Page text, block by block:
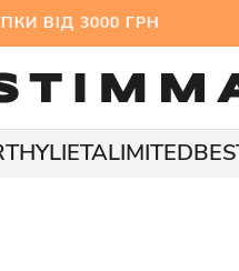
ВІД 3000 ГРН
LIETALIMITED